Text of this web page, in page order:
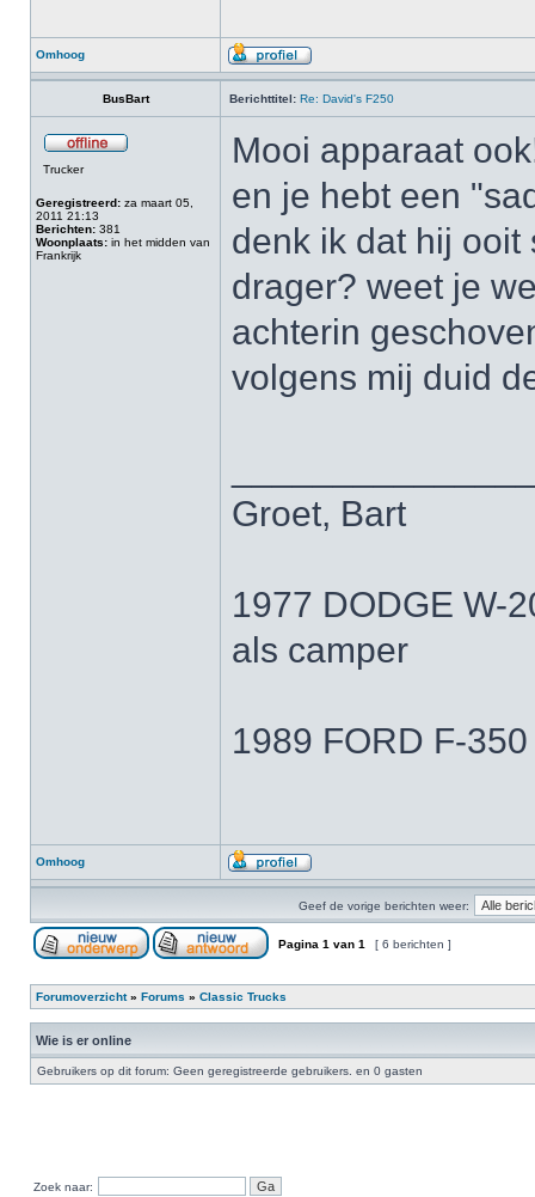
Omhoog
BusBart Berichttitel: Re: David's F250
Trucker
Geregistreerd: za maart 05,
2011 21:13
Berichten: 381
Woonplaats: in het midden van
Frankrijk
Mooi apparaat
en je hebt een
denk ik dat hij
drager? weet je
achterin
volgens mij duid
Groet, Bart
1977 DODGE W-
als camper
1989 FORD F-
Omhoog
Geef de vorige berichten weer:
Pagina 1 van 1 [ 6 berichten ]
Forumoverzicht» Forums » Classic Trucks
Wie is er online
Gebruikers op dit forum: Geen geregistreerde gebruikers. en 0 gasten
Zoek naar: